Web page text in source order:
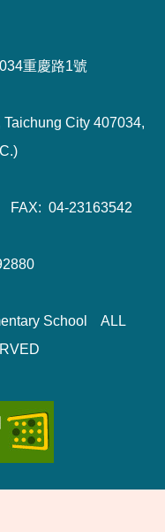
重慶路1號
City 407034,
FAX: 04-23163542
School ALL